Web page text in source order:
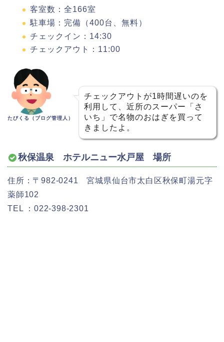
客室数：全166室
駐車場：完備（400台、無料）
チェックイン：14:30
チェックアウト：11:00
たびくる（ブログ管理人）
チェックアウトが1時間遅いのを
利用して、近所のスーパー「さ
いち」で名物のおはぎを買って
きましたよ。
秋保温泉 ホテルニュー水戸屋 場所
住所：〒982-0241 宮城県仙台市太白区秋保町湯元字
薬師102
TEL ：022-398-2301